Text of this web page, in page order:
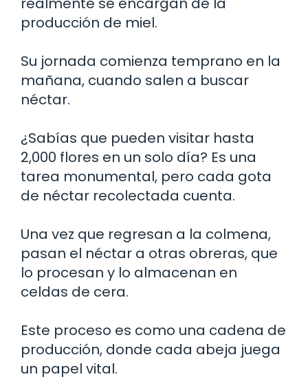
producción de miel.
Su jornada comienza temprano en la
mañana, cuando salen a buscar
néctar.
¿Sabías que pueden visitar hasta
2,000 flores en un solo día? Es una
tarea monumental, pero cada gota
de néctar recolectada cuenta.
Una vez que regresan a la colmena,
pasan el néctar a otras obreras, que
lo procesan y lo almacenan en
celdas de cera.
Este proceso es como una cadena de
producción, donde cada abeja juega
un papel vital.